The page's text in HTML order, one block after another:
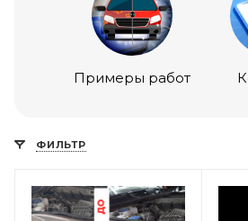
Примеры работ
ФИЛЬТР